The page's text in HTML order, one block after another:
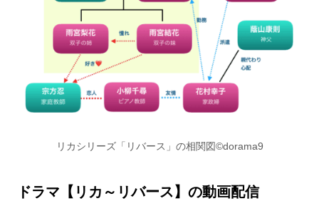
リカシリーズ「リバース」の相関図©︎dorama9
ドラマ【リカ～リバース】の動画配信